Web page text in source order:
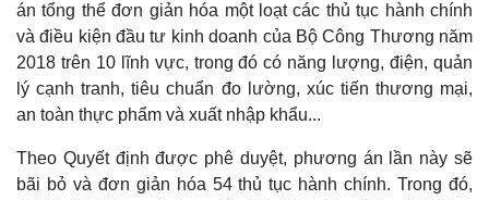
án tổng thể đơn giản hóa một loạt các thủ tục hành chính
và điều kiện đầu tư kinh doanh của Bộ Công Thương năm
2018 trên 10 lĩnh vực, trong đó có năng lượng, điện, quản
lý cạnh tranh, tiêu chuẩn đo lường, xúc tiến thương mại,
an toàn thực phẩm và xuất nhập khẩu...
Theo Quyết định được phê duyệt, phương án lần này sẽ
bãi bỏ và đơn giản hóa 54 thủ tục hành chính. Trong đó,